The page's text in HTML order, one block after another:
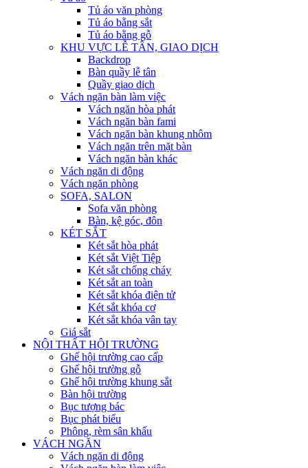
Tủ áo văn phòng
Tủ áo bằng sắt
Tủ áo bằng gỗ
KHU VỰC LỄ TÂN, GIAO DỊCH
Backdrop
Bàn quầy lễ tân
Quầy giao dịch
Vách ngăn bàn làm việc
Vách ngăn hòa phát
Vách ngăn bàn fami
Vách ngăn bàn khung nhôm
Vách ngăn trên mặt bàn
Vách ngăn bàn khác
Vách ngăn di động
Vách ngăn phòng
SOFA, SALON
Sofa văn phòng
Bàn, kệ góc, đôn
KÉT SẮT
Két sắt hòa phát
Két sắt Việt Tiệp
Két sắt chống cháy
Két sắt an toàn
Két sắt khóa điện tử
Két sắt khóa cơ
Két sắt khóa vân tay
Giá sắt
NỘI THẤT HỘI TRƯỜNG
Ghế hội trường cao cấp
Ghế hội trường gỗ
Ghế hội trường khung sắt
Bàn hội trường
Bục tượng bác
Bục phát biểu
Phông, rèm sân khấu
VÁCH NGĂN
Vách ngăn di động